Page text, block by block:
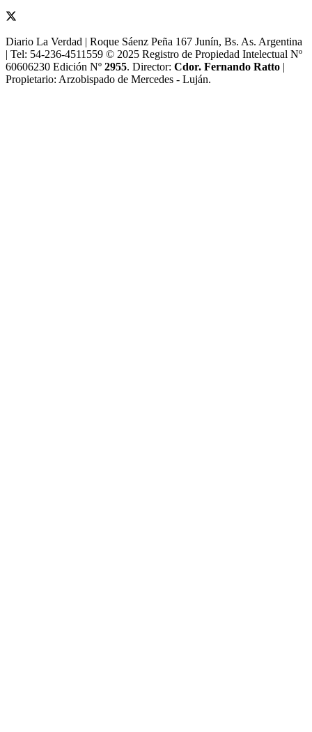
Diario La Verdad | Roque Sáenz Peña 167 Junín, Bs. As. Argentina
| Tel: 54-236-4511559 © 2025 Registro de Propiedad Intelectual Nº
60606230 Edición Nº 2955. Director:​ Cdor. Fernando Ratto |
Propietario:​ Arzobispado de Mercedes - Luján.